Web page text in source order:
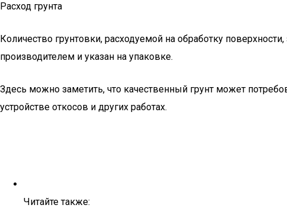
Расход грунта
Количество грунтовки, расходуемой на обработку
производителем и указан на упаковке.
Здесь можно заметить, что качественный грунт может
устройстве откосов и других работах.
Читайте также: